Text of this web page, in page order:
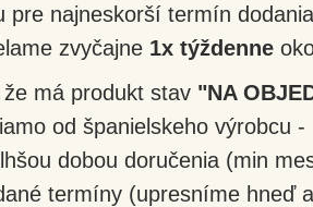
pre najneskorší termín
zvyčajne 1x týždenne
má produkt stav "NA
od španielskeho výrobcu
dobou doručenia (min
termíny (upresníme hneď